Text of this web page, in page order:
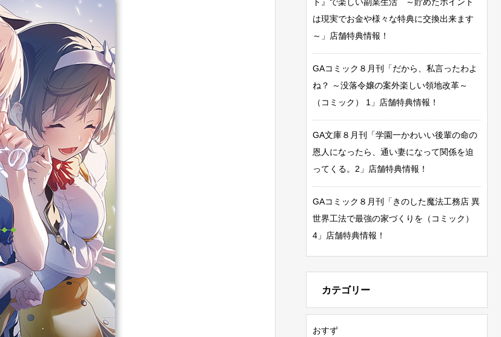
は現実でお金や様々な特典に交換出来ます
～」店舗特典情報！
GAコミック８月刊「だから、私言ったわよ
ね？ ～没落令嬢の案外楽しい領地改革～
（コミック） 1」店舗特典情報！
GA文庫８月刊「学園一かわいい後輩の命の
恩人になったら、通い妻になって関係を迫
ってくる。2」店舗特典情報！
GAコミック８月刊「きのした魔法工務店 異
世界工法で最強の家づくりを（コミック）
4」店舗特典情報！
カテゴリー
おすず